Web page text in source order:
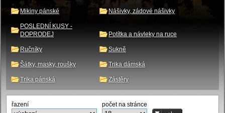
Mikiny pánské Nášivky, zádové nášivky
POSLEDNÍ KUSY -
DOPRODEJ
Potítka a návleky na ruce
Ručníky Sukně
Šátky, masky, roušky Trika dámská
Trika pánská Zástěry
řazení počet na stránce